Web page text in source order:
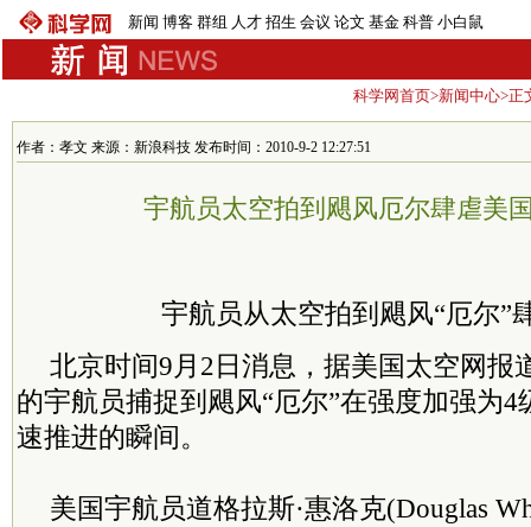
新闻 博客 群组 人才 招生 会议 论文 基金 科普 小白鼠
科学网首页>新闻中心>正
作者：孝文 来源：新浪科技 发布时间：2010-9-2 12:27:51
宇航员太空拍到飓风厄尔肆虐美
宇航员从太空拍到飓风“厄尔”
北京时间9月2日消息，据美国太空网报
的宇航员捕捉到飓风“厄尔”在强度加强为
速推进的瞬间。
美国宇航员道格拉斯·惠洛克(Douglas